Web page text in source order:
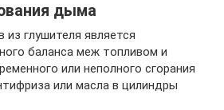
дыма
глушителя является
баланса меж топливом и
или неполного сгорания
или масла в цилиндры